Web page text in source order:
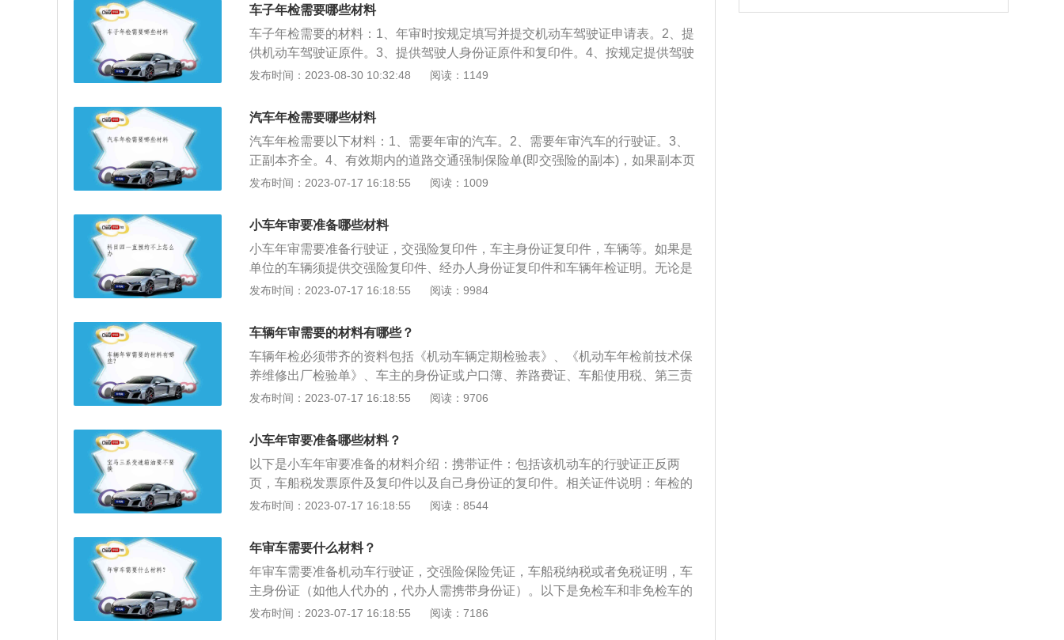
车子年检需要哪些材料
车子年检需要的材料：1、年审时按规定填写并提交机动车驾驶证申请表。2、提
供机动车驾驶证原件。3、提供驾驶人身份证原件和复印件。4、按规定提供驾驶
人的相片。5、提供驾驶人身体条件证明：县级以上医院开具的身体条件证明、
七十条，机动车驾驶人应当按照法律、行政法规的规定，定期到公安机关交通管
理部门接受审验。机动车驾驶人按照本规定第五十七条、第五十八条换领机动车
驾驶证时，应当接受公安机关交通管理部门的审验。持有大型客车、牵引车、城
市公交车、中型客车、大型货车驾驶证的驾驶人，应当在每个记分周期结束后三
十日内到公安机关交通管理部门接受审验。但在一个记分周期内没有记分记录
发生交通事故造成人员死亡承担同等以上责任未被吊销机动车驾驶证的，应当在
本记分周期结束后三十日内到公安机关交通管理部门接受审验。
发布时间：2023-08-30 10:32:48 阅读：1149
汽车年检需要哪些材料
汽车年检需要以下材料：1、需要年审的汽车。2、需要年审汽车的行驶证。3、
正副本齐全。4、有效期内的道路交通强制保险单(即交强险的副本)，如果副本页
已丢失，就带上交强险的正本，并且A4纸复印一下。5、身份证和身份证复印
三个月内，都可以申请进行车辆的年审工作。最好在年审前一个月或者是两个月
内安排年审工作，不要等到年审到期日前几天才去年审，这样一来时间可能会安
排不过来，二来没有提前对车辆进行充分的检查，可能会在年审的时候出现不必
要的问题。车辆年审之前一定要将车辆违章处理完毕，因为如果没有将车辆违章
处理完毕，是不可以参加车辆年审的。如果是年审检验合格的车辆，将会分别在
在规定的时间内修复。而逾期仍然不合格的，车辆管理机关有权收缴不合格车辆
的号牌和行驶证，这样的话将不能在道路上行驶，也不可以转籍。车辆年检流程
1、将车开至最近的检测场；2、进行车辆外观查询，配合工作人员填写机动车外
气检测—车速表检测—制动(刹车)检测—灯光检测—侧滑检测—底盘检测；4、领
发布时间：2023-07-17 16:18:55 阅读：1009
小车年审要准备哪些材料
小车年审需要准备行驶证，交强险复印件，车主身份证复印件，车辆等。如果是
单位的车辆须提供交强险复印件、经办人身份证复印件和车辆年检证明。无论是
个人车辆年检，还是单位车辆年检都不难。同时，三个月期满后可以申请车辆年
期对车辆外观进行了修改，也需要恢复到与出厂检验照片一致，或者修改已经备
案，才能通过外观检验。验车结束后不要忘记带走自己的证件和车辆证件。
发布时间：2023-07-17 16:18:55 阅读：9984
车辆年审需要的材料有哪些？
车辆年检必须带齐的资料包括《机动车辆定期检验表》、《机动车年检前技术保
养维修出厂检验单》、车主的身份证或户口簿、养路费证、车船使用税、第三责
任保险证、车辆购置附加费证以及机动车行驶证。有关车辆年审的介绍如下：车
漆面是否均匀美观，各主要总成是否更换，与初检记录是否相符。车辆年审的规
定：如果车辆在路上被交警查到没有年审，会对其车主进行罚款或扣车，与此同
时，在保险合同中，未及时年检的车被视为不合格车辆，一旦出现车险事故，保
险公司不对其进行理赔。
发布时间：2023-07-17 16:18:55 阅读：9706
小车年审要准备哪些材料？
以下是小车年审要准备的材料介绍：携带证件：包括该机动车的行驶证正反两
页，车船税发票原件及复印件以及自己身份证的复印件。相关证件说明：年检的
交强险保单副本，年检是要提交保单的副本，副本年检机构保留。若在年检前有
他：除一些特殊的汽车有要求必须配备灭火器；汽车的车漆要完整；汽车车窗贴
膜透光性高。
发布时间：2023-07-17 16:18:55 阅读：8544
年审车需要什么材料？
年审车需要准备机动车行驶证，交强险保险凭证，车船税纳税或者免税证明，车
主身份证（如他人代办的，代办人需携带身份证）。以下是免检车和非免检车的
介绍：1、免检车：对于满足免年检政策的车主来说，不需要上线检测，可以不
发布时间：2023-07-17 16:18:55 阅读：7186
响；<&list>3.稳定器的转向胶套和球头